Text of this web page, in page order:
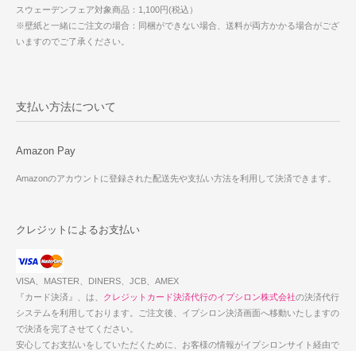
スウェーデンフェア対象商品：1,100円(税込）
※壁紙と一緒にご注文の場合：同梱ができない場合、送料が両方かかる場合がござ
いますのでご了承ください。
支払い方法について
Amazon Pay
Amazonのアカウントに登録された配送先や支払い方法を利用して決済できます。
クレジットによるお支払い
VISA、MASTER、DINERS、JCB、AMEX
『カード決済』、は、 クレジットカード決済代行のイプシロン株式会社の決済代行
システムを利用しております。ご注文後、イプシロン決済画面へ移動いたしますの
で決済を完了させてください。
安心してお支払いをしていただくために、お客様の情報がイプシロンサイト経由で